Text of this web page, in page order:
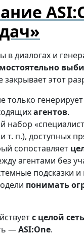
в диалогах и
этот
только
агентов.
п.), доступных
сопоставляет
агентами без
подсказки
понимать
с целой
—ASI:One.